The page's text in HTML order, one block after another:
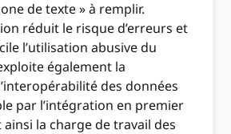
de texte » à remplir.
réduit le risque d’erreurs et
l’utilisation abusive du
également la
des données
par l’intégration en premier
la charge de travail des